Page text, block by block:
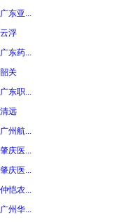
广东亚...
云浮
广东药...
韶关
广东职...
清远
广州航...
肇庆医...
肇庆医...
仲恺农...
广州华...